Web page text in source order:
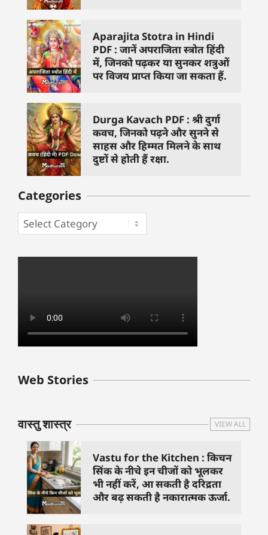
Aparajita Stotra in Hindi
PDF : जानें अपराजिता स्त्रोत हिंदी
में, जिनको पढ़कर या सुनकर शत्रुओं
पर विजय प्राप्त किया जा सकता हैं.
Durga Kavach PDF : श्री दुर्गा
कवच, जिनको पढ़ने और सुनने से
साहस और हिम्मत मिलने के साथ
दुष्टों से होती हैं रक्षा.
Categories
Web Stories
बुधवार के उपाय :
जिनसे हो गणेश जी
वास्तु शास्त्र VIEW ALL
Vastu for the Kitchen : किचन
सिंक के नीचे इन चीजों को भूलकर
भी नहीं करें, आ सकती है दरिद्रता
और बढ़ सकती है नकारात्मक ऊर्जा.